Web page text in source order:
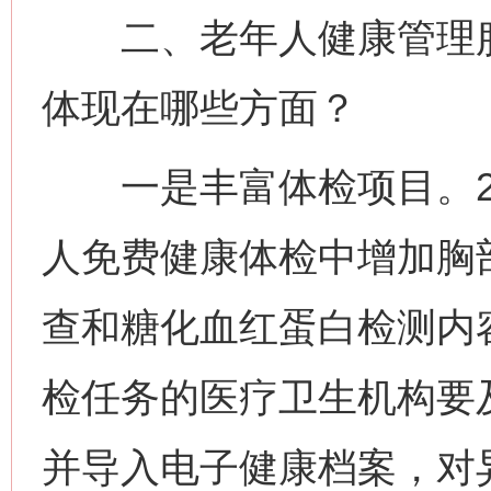
二、老年人健康管理
体现在哪些方面？
一是丰富体检项目。
人免费健康体检中增加
查和糖化血红蛋白检测
检任务的医疗卫生机构
并导入电子健康档案，